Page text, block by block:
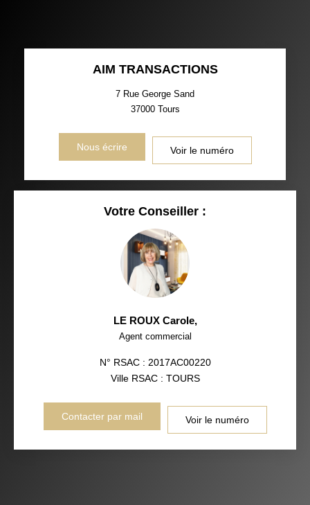
AIM TRANSACTIONS
7 Rue George Sand
37000 Tours
Nous écrire Voir le numéro
Votre Conseiller :
LE ROUX Carole,
Agent commercial
N° RSAC : 2017AC00220
Ville RSAC : TOURS
Contacter par mail Voir le numéro